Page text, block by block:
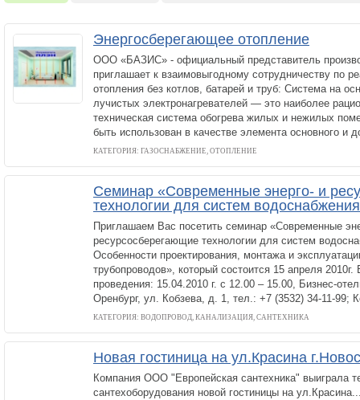
Энергосберегающее отопление
ООО «БАЗИС» - официальный представитель
приглашает к взаимовыгодному сотрудничеству по
отопления без котлов, батарей и труб: Система на
лучистых электронагревателей — это наиболее
техническая система обогрева жилых и нежилых
быть использован в качестве элемента основного и
КАТЕГОРИЯ: ГАЗОСНАБЖЕНИЕ, ОТОПЛЕНИЕ
Семинар «Современные энерго- и
технологии для систем
Приглашаем Вас посетить семинар «Современные
ресурсосберегающие технологии для систем
Особенности проектирования, монтажа и
трубопроводов», который состоится 15 апреля
проведения: 15.04.2010 г. с 12.00 – 15.00, Бизнес-
Оренбург, ул. Кобзева, д. 1, тел.: +7 (3532) 34-11-99;
КАТЕГОРИЯ: ВОДОПРОВОД, КАНАЛИЗАЦИЯ, САНТЕХНИКА
Новая гостиница на ул.Красина
Компания ООО "Европейская сантехника" выиграла
сантехоборудования новой гостиницы на